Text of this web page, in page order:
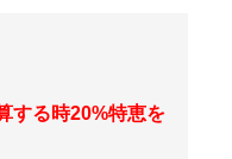
する時20%特恵を